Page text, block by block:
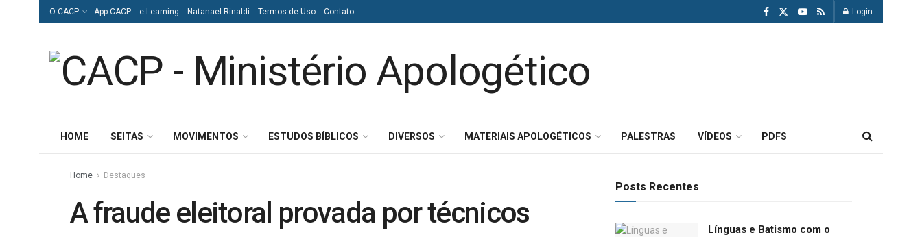
O CACP App CACP e-Learning Natanael Rinaldi Termos de Uso Contato Login
HOME SEITAS MOVIMENTOS ESTUDOS BÍBLICOS DIVERSOS MATERIAIS APOLOGÉTICOS PALESTRAS VÍDEOS PDFS
Home Destaques
A fraude eleitoral provada por técnicos
Posts Recentes
Línguas e Batismo com o